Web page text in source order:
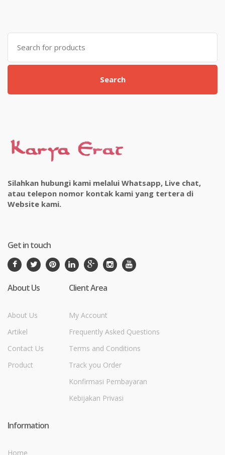
Search
for:
Search
Silahkan hubungi kami melalui Whatsapp, Live chat,
atau telepon nomor kontak kami yang tertera di
Website kami.
Get in touch
About Us
About Us
Artikel
Contact Us
Product
Client Area
My Account
Frequently Asked Questions
Terms and Conditions
Track you Order
Konfirmasi Pembayaran
Kebijakan Privasi
Information
Home